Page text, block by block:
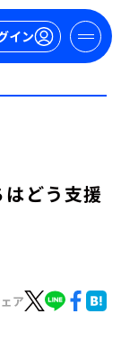
イン
どう支援
ア